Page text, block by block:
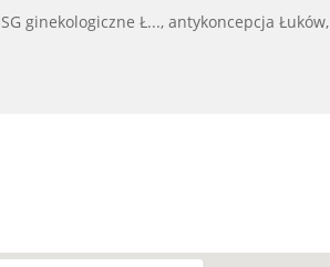
ginekologiczne Ł..., antykoncepcja Łuków,